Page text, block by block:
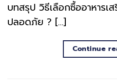
บทสรุป วิธีเลือกซื้ออาหารเ
ปลอดภัย ? […]
Continue